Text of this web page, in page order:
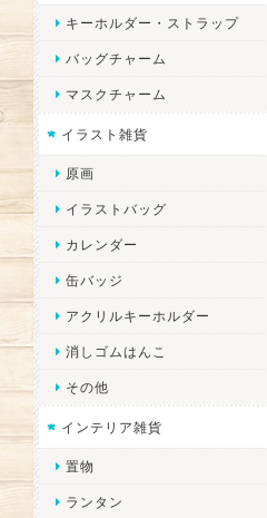
キーホルダー・ストラップ
バッグチャーム
マスクチャーム
イラスト雑貨
原画
イラストバッグ
カレンダー
缶バッジ
アクリルキーホルダー
消しゴムはんこ
その他
インテリア雑貨
置物
ランタン